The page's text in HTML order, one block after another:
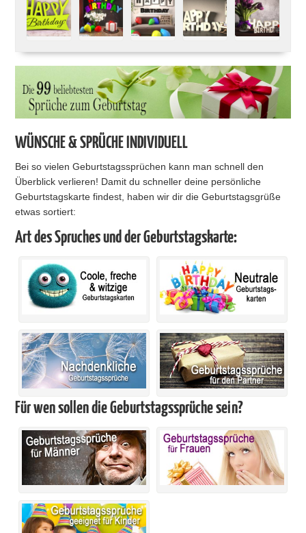
WÜNSCHE & SPRÜCHE INDIVIDUELL
Bei so vielen Geburtstagssprüchen kann man schnell den
Überblick verlieren! Damit du schneller deine persönliche
Geburtstagskarte findest, haben wir dir die Geburtstagsgrüße
etwas sortiert:
Art des Spruches und der Geburtstagskarte:
Für wen sollen die Geburtstagssprüche sein?